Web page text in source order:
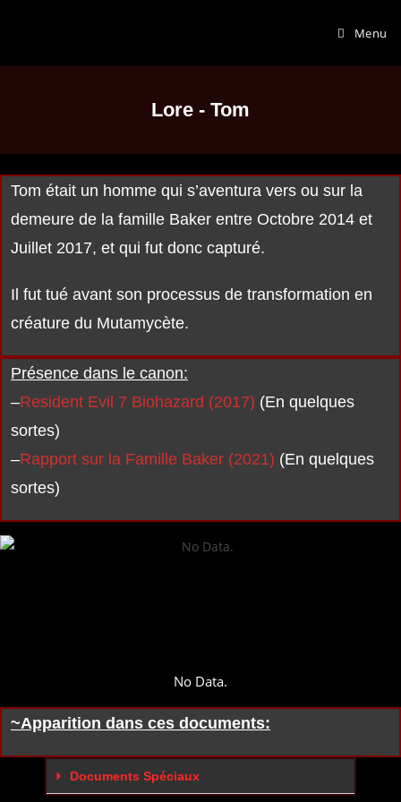
Menu
Lore - Tom
Tom était un homme qui s’aventura vers ou sur la
demeure de la famille Baker entre Octobre 2014 et
Juillet 2017, et qui fut donc capturé.
Il fut tué avant son processus de transformation en
créature du Mutamycète.
Présence dans le canon:
–Resident Evil 7 Biohazard (2017) (En quelques
sortes)
–Rapport sur la Famille Baker (2021) (En quelques
sortes)
No Data.
~Apparition dans ces documents:
Documents Spéciaux